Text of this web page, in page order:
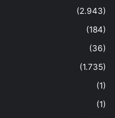
(2.943)
(184)
(36)
(1.735)
(1)
(1)